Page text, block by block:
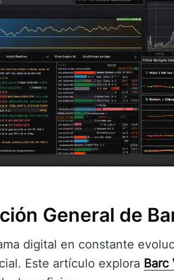
General de
digital en constante
Este artículo explora Barc